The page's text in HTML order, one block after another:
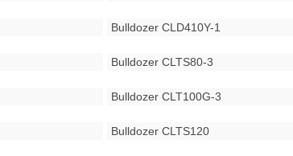
Bulldozer CLD410Y-1
Bulldozer CLTS80-3
Bulldozer CLT100G-3
Bulldozer CLTS120